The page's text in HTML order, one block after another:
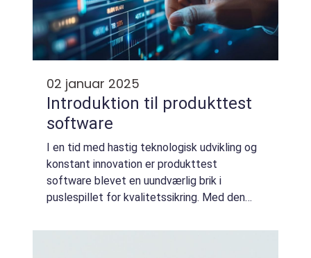
02 januar 2025
Introduktion til produkttest
software
I en tid med hastig teknologisk udvikling og
konstant innovation er produkttest
software blevet en uundværlig brik i
puslespillet for kvalitetssikring. Med den
deres produkter ikke kun fungerer som fo...